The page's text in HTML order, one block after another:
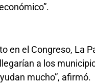
en el Congreso, La
a los
mucho”, afirmó.